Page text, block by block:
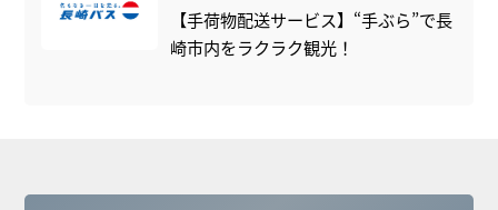
【手荷物配送サービス】“手ぶら”で長
崎市内をラクラク観光！